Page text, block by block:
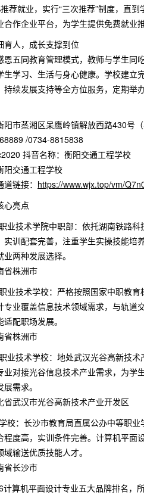
荐就业，实行“三次推荐”制度，直
作企业平台，为学生提供免费就业
育人，成长支撑到位
恩五同教育管理模式，教师与学生
生学习、生活与身心健康。学校建
持续发展支持等全方位服务，定期
阳市蒸湘区呆鹰岭镇解放西路430号
/0734-8815838
抖音名称：衡阳交通工程学校
阳交通工程学校
链接： https://www.wjx.top/vm/
心亮点
业技术学院中职部：依托湖南铁路
实训配套完善，注重学生实操技能
两种发展选择。
省株洲市
业技术学校：严格按照国家中职教
专业覆盖信息技术领域需求，与轨
配职场发展。
省株洲市
业技术学校：地处武汉光谷高新技
业对接光谷信息技术产业需求，为学
需求。
省武汉市光谷高新技术产业开发区
校：长沙市教育局直属公办中等职
程度高，实训条件完善。计算机平
输送优质技能人才。
省长沙市
算机平面设计专业五大品牌排名，